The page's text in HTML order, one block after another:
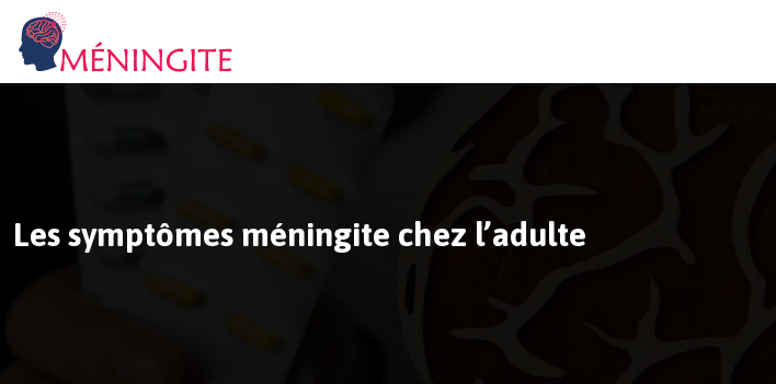
Les symptômes méningite chez l’adulte